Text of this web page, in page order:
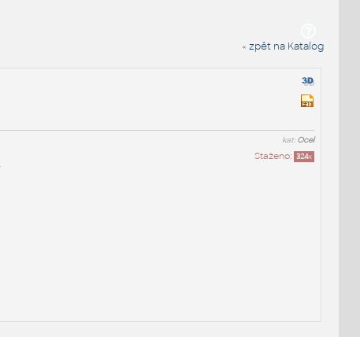
« zpět na Katalog
kat:Ocel
Staženo: 324x